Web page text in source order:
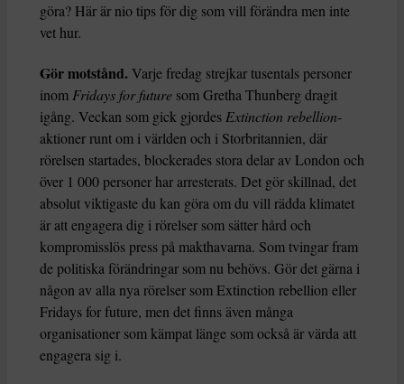
göra? Här är nio tips för dig som vill förändra men inte
vet hur.
Gör motstånd. Varje fredag strejkar tusentals personer
inom Fridays for future som Gretha Thunberg dragit
igång. Veckan som gick gjordes Extinction rebellion-
aktioner runt om i världen och i Storbritannien, där
rörelsen startades, blockerades stora delar av London och
över 1 000 personer har arresterats. Det gör skillnad, det
absolut viktigaste du kan göra om du vill rädda klimatet
är att engagera dig i rörelser som sätter hård och
kompromisslös press på makthavarna. Som tvingar fram
de politiska förändringar som nu behövs. Gör det gärna i
någon av alla nya rörelser som Extinction rebellion eller
Fridays for future, men det finns även många
organisationer som kämpat länge som också är värda att
engagera sig i.